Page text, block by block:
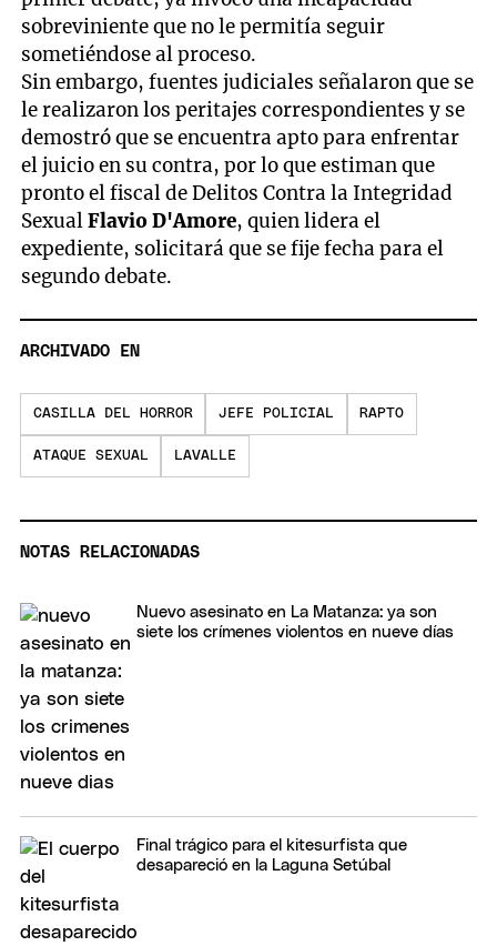
sobreviniente que no le permitía seguir
sometiéndose al proceso.
Sin embargo, fuentes judiciales señalaron que se
le realizaron los peritajes correspondientes y se
demostró que se encuentra apto para enfrentar
el juicio en su contra, por lo que estiman que
pronto el fiscal de Delitos Contra la Integridad
SexualFlavio D'Amore, quien lidera el
expediente, solicitará que se fije fecha para el
segundo debate.
ARCHIVADO EN
CASILLA DEL HORROR JEFE POLICIAL RAPTO
ATAQUE SEXUAL LAVALLE
NOTAS RELACIONADAS
Nuevo asesinato en La Matanza: ya son
siete los crímenes violentos en nueve días
Final trágico para el kitesurfista que
desapareció en la Laguna Setúbal